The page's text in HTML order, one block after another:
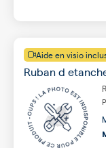
Aide en visio
Ruban d